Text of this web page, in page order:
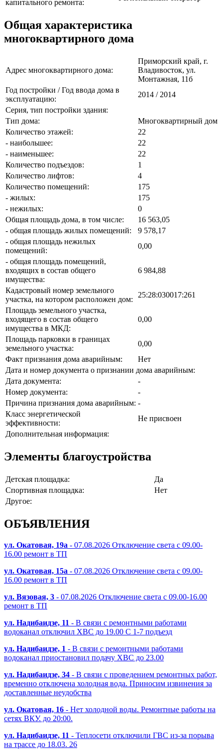
капитального ремонта:
Общая характеристика
многоквартирного дома
Адрес многоквартирного дома:
Приморский край, г.
Владивосток, ул.
Монтажная, 11б
Год постройки / Год ввода дома в
эксплуатацию:
2014 / 2014
Серия, тип постройки здания:
Тип дома:
Многоквартирный дом
Количество этажей:
22
- наибольшее:
22
- наименьшее:
22
Количество подъездов:
1
Количество лифтов:
4
Количество помещений:
175
- жилых:
175
- нежилых:
0
Общая площадь дома, в том числе:
16 563,05
- общая площадь жилых помещений:
9 578,17
- общая площадь нежилых
помещений:
0,00
- общая площадь помещений,
входящих в состав общего
имущества:
6 984,88
Кадастровый номер земельного
участка, на котором расположен дом:
25:28:030017:261
Площадь земельного участка,
входящего в состав общего
имущества в МКД:
0,00
Площадь парковки в границах
земельного участка:
0,00
Факт признания дома аварийным:
Нет
Дата и номер документа о признании дома аварийным:
Дата документа:
-
Номер документа:
-
Причина признания дома аварийным: -
Класс энергетической
эффективности:
Не присвоен
Дополнительная информация:
Элементы благоустройства
Детская площадка:
Да
Спортивная площадка:
Нет
Другое:
ОБЪЯВЛЕНИЯ
ул. Окатовая, 19а - 07.08.2026 Отключение света с 09.00-
16.00 ремонт в ТП
ул. Окатовая, 15а - 07.08.2026 Отключение света с 09.00-
16.00 ремонт в ТП
ул. Вязовая, 3 - 07.08.2026 Отключение света с 09.00-16.00
ремонт в ТП
ул. Надибаидзе, 11 - В связи с ремонтными работами
водоканал отключил ХВС до 19.00 С 1-7 подъезд
ул. Надибаидзе, 1 - В связи с ремонтными работами
водоканал приостановил подачу ХВС до 23.00
ул. Надибаидзе, 34 - В связи с проведением ремонтных работ,
временно отключена холодная вода. Приносим извинения за
доставленные неудобства
ул. Окатовая, 16 - Нет холодной воды. Ремонтные работы на
сетях ВКУ. до 20:00.
ул. Надибаидзе, 11 - Теплосети отключили ГВС из-за порыва
на трассе до 18.03. 26